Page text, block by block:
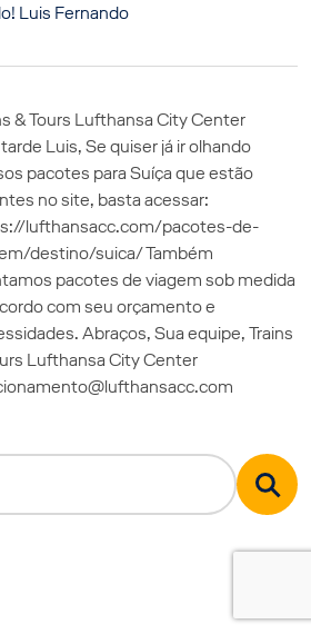
Luis Fernando
& Tours Lufthansa City Center
Luis, Se quiser já ir olhando
pacotes para Suíça que estão
no site, basta acessar:
lufthansacc.com/pacotes-de-
destino/suica/ Também
pacotes de viagem sob medida
com seu orçamento e
Abraços, Sua equipe, Trains
Lufthansa City Center